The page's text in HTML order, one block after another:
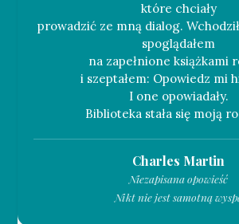
które chciały
prowadzić ze mną dialog.
spoglądałem
na zapełnione książkami
i szeptałem: Opowiedz mi
I one opowiadały.
Charles Martin
Niezapisana opowieść
Nikt nie jest samotną